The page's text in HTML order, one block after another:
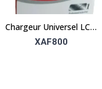
Chargeur Universel LCD
USB – Intelligent et
XAF800